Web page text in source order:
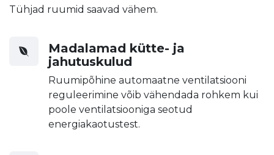
Tühjad ruumid saavad vähem.
Madalamad kütte- ja
jahutuskulud
Ruumipõhine automaatne ventilatsiooni
reguleerimine võib vähendada rohkem kui
poole ventilatsiooniga seotud
energiakaotustest.